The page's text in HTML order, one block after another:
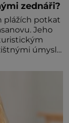
zednáři?
plážích potkat
Jeho
úmysly.
v Pobaltí
v této
zednářské